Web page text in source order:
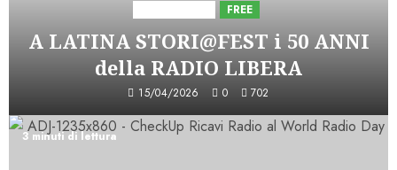
FREE
A LATINA STORI@FEST i 50 ANNI
della RADIO LIBERA
15/04/2026 0 702
3 minuti di lettura